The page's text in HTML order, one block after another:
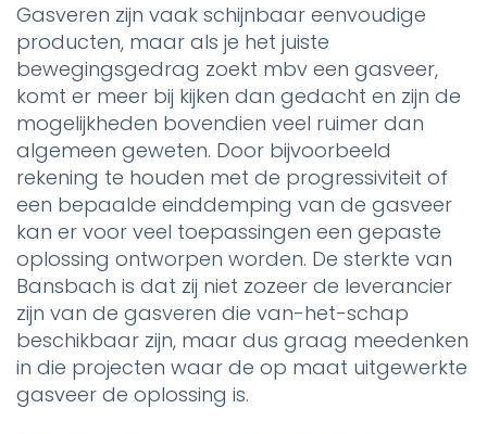
Gasveren zijn vaak schijnbaar eenvoudige
producten, maar als je het juiste
bewegingsgedrag zoekt mbv een gasveer,
komt er meer bij kijken dan gedacht en zijn de
mogelijkheden bovendien veel ruimer dan
algemeen geweten. Door bijvoorbeeld
rekening te houden met de progressiviteit of
een bepaalde einddemping van de gasveer
kan er voor veel toepassingen een gepaste
oplossing ontworpen worden. De sterkte van
Bansbach is dat zij niet zozeer de leverancier
zijn van de gasveren die van-het-schap
beschikbaar zijn, maar dus graag meedenken
in die projecten waar de op maat uitgewerkte
gasveer de oplossing is.